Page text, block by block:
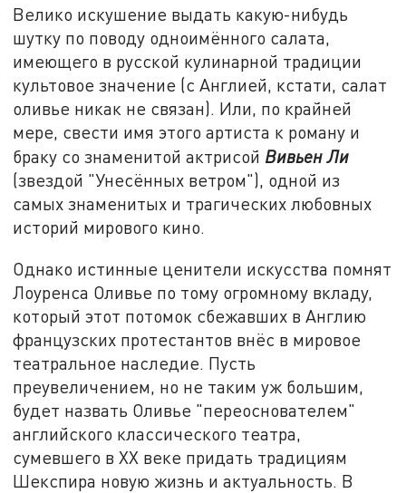
Велико искушение выдать какую-нибудь
шутку по поводу одноимённого салата,
имеющего в русской кулинарной традиции
культовое значение (с Англией, кстати, салат
оливье никак не связан). Или, по крайней
мере, свести имя этого артиста к роману и
браку со знаменитой актрисой Вивьен Ли
(звездой "Унесённых ветром"), одной из
самых знаменитых и трагических любовных
историй мирового кино.
Однако истинные ценители искусства помнят
Лоуренса Оливье по тому огромному вкладу,
который этот потомок сбежавших в Англию
французских протестантов внёс в мировое
театральное наследие. Пусть
преувеличением, но не таким уж большим,
будет назвать Оливье "переоснователем"
английского классического театра,
сумевшего в XX веке придать традициям
Шекспира новую жизнь и актуальность. В